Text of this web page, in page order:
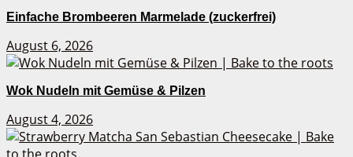
Einfache Brombeeren Marmelade (zuckerfrei)
August 6, 2026
Wok Nudeln mit Gemüse & Pilzen
August 4, 2026